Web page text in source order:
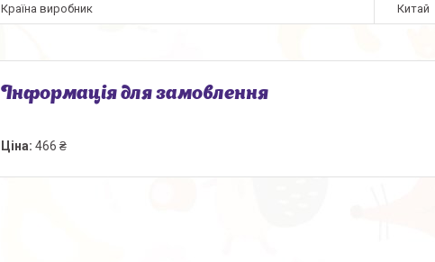
Країна виробник Китай
Інформація для замовлення
Ціна: 466 ₴